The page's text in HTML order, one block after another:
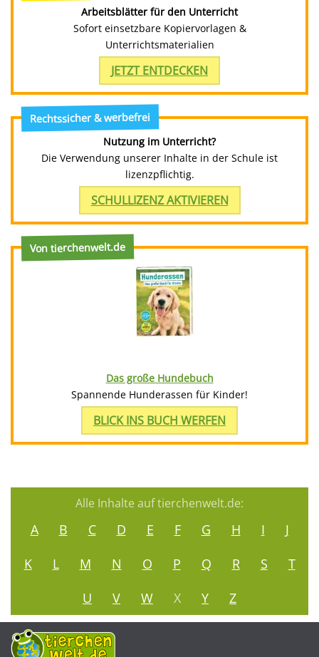
Arbeitsblätter für den Unterricht
Sofort einsetzbare Kopiervorlagen &
Unterrichtsmaterialien
JETZT ENTDECKEN
Rechtssicher & werbefrei
Nutzung im Unterricht?
Die Verwendung unserer Inhalte in der Schule ist
lizenzpflichtig.
SCHULLIZENZ AKTIVIEREN
Von tierchenwelt.de
Das große Hundebuch
Spannende Hunderassen für Kinder!
BLICK INS BUCH WERFEN
Alle Inhalte auf tierchenwelt.de:
A B C D E F G H I
J
K
L M N O P Q R S
T
U
V W X Y Z